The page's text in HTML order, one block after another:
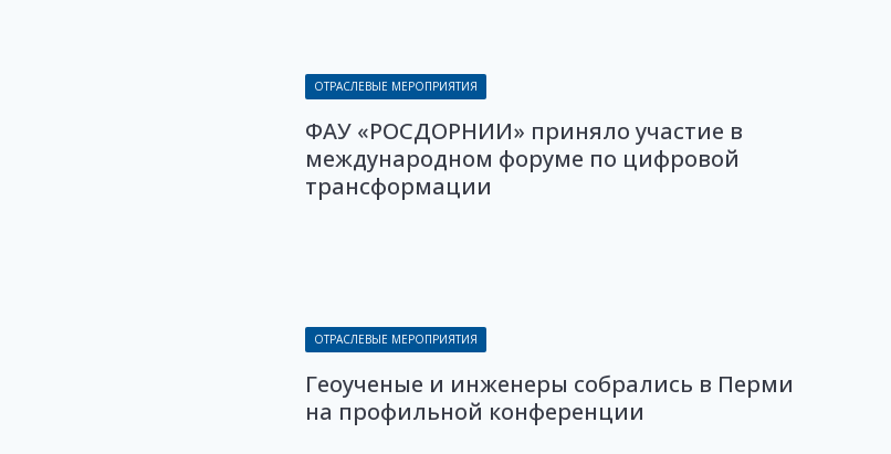
ОТРАСЛЕВЫЕ МЕРОПРИЯТИЯ
ФАУ «РОСДОРНИИ» приняло участие в
международном форуме по цифровой
трансформации
ОТРАСЛЕВЫЕ МЕРОПРИЯТИЯ
Геоученые и инженеры собрались в Перми
на профильной конференции